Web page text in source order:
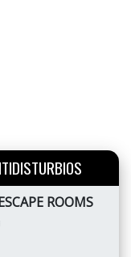
ROOMS